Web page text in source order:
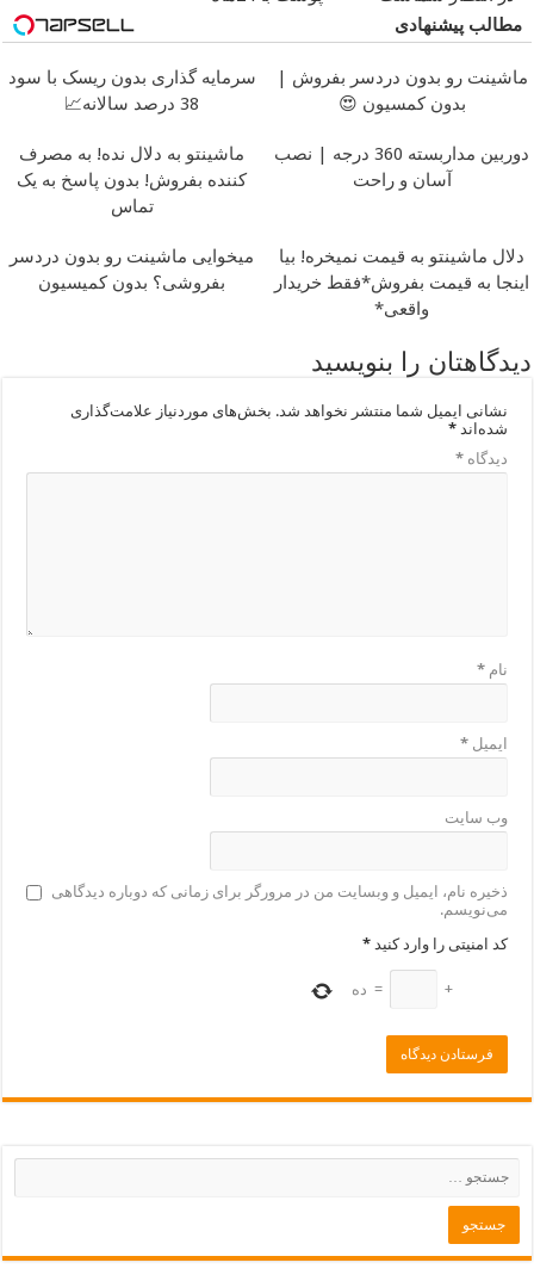
مطالب پیشنهادی
ماشینت رو بدون دردسر بفروش |
بدون کمسیون 😍
سرمایه گذاری بدون ریسک با سود
38 درصد سالانه📈
دوربین مداربسته 360 درجه | نصب
آسان و راحت
ماشینتو به دلال نده! به مصرف
کننده بفروش! بدون پاسخ به یک
تماس
دلال ماشینتو به قیمت نمیخره! بیا
اینجا به قیمت بفروش*فقط خریدار
واقعی*
میخوایی ماشینت رو بدون دردسر
بفروشی؟ بدون کمیسیون
دیدگاهتان را بنویسید
نشانی ایمیل شما منتشر نخواهد شد. بخش‌های موردنیاز علامت‌گذاری
شده‌اند*
دیدگاه*
نام*
ایمیل*
وب‌ سایت
ذخیره نام، ایمیل و وبسایت من در مرورگر برای زمانی که دوباره دیدگاهی
می‌نویسم.
کد امنیتی را وارد کنید *
+
= ده